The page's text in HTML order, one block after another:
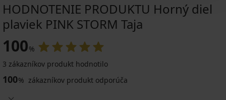
HODNOTENIE PRODUKTU Horný diel
plaviek PINK STORM Taja
100%
3 zákazníkov produkt hodnotilo
100% zákazníkov produkt odporúča